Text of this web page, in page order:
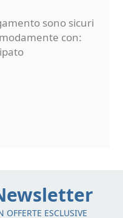
sono sicuri
con:
ESCLUSIVE